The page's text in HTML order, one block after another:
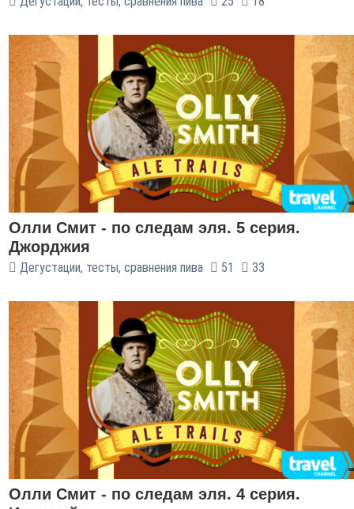
Олли Смит - по следам эля. 5 серия.
Джорджия
Дегустации, тесты, сравнения пива 51 33
Олли Смит - по следам эля. 4 серия.